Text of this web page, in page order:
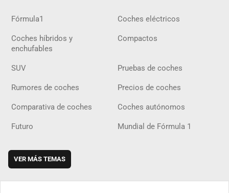
Fórmula1 Coches eléctricos
Coches híbridos y
enchufables
Compactos
SUV Pruebas de coches
Rumores de coches Precios de coches
Comparativa de coches Coches autónomos
Futuro Mundial de Fórmula 1
VER MÁS TEMAS